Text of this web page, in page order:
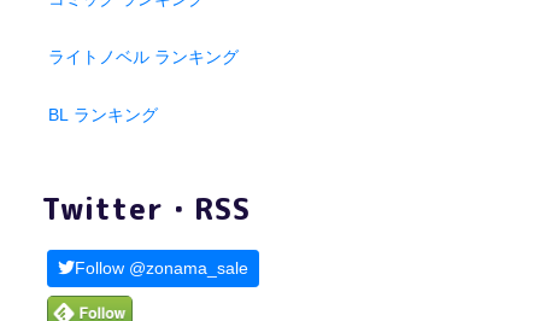
ライトノベル ランキング
BL ランキング
Twitter・RSS
Follow @zonama_sale